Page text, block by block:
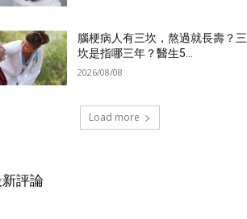
腦梗病人有三坎，熬過就長壽？三
坎是指哪三年？醫生5...
2026/08/08
Load more
評論